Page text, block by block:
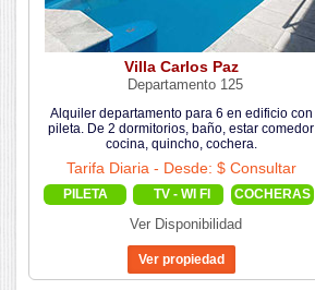
Villa Carlos Paz
Departamento 125
Alquiler departamento para 6 en edificio con
pileta. De 2 dormitorios, baño, estar comedor
cocina, quincho, cochera.
Tarifa Diaria - Desde: $ Consultar
PILETA TV - WI FI COCHERAS
Ver Disponibilidad